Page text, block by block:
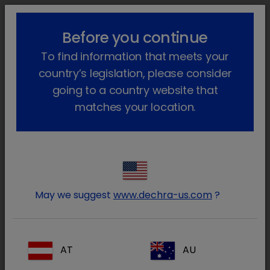
!-- Google Tag Manager -->
lock_outline search menu
Home Animali da reddito
Apparato locomotore
Prodotti per l'apparato locomotore
Prodotti per Apparato locomotore
Entra nell’area riservata ai
Medici Veterinari e farmacisti
Before you continue
To find information that meets your
country’s legislation, please consider
going to a country website that
matches your location.
May we suggest www.dechra-us.com ?
AT AU